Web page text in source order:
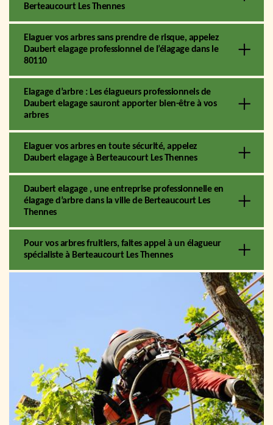
Berteaucourt Les Thennes
Elaguer vos arbres sans prendre de risque, appelez
Daubert elagage professionnel de l’élagage dans le
80110
Elagage d’arbre : Les élagueurs professionnels de
Daubert elagage sauront apporter bien-être à vos
arbres
Elaguer vos arbres en toute sécurité, appelez
Daubert elagage à Berteaucourt Les Thennes
Daubert elagage , une entreprise professionnelle en
élagage d’arbre dans la ville de Berteaucourt Les
Thennes
Pour vos arbres fruitiers, faites appel à un élagueur
spécialiste à Berteaucourt Les Thennes